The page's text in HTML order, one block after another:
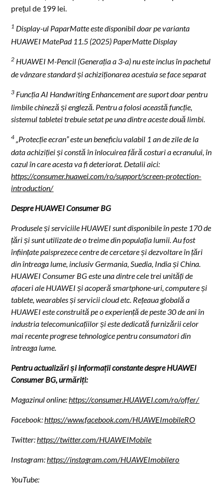
prețul de 199 lei.
1 Display-ul PaparMatte este disponibil doar pe varianta
HUAWEI MatePad 11.5 (2025) PaperMatte Display
2 HUAWEI M-Pencil (Generația a 3-a) nu este inclus în pachetul
de vânzare standard și achiziționarea acestuia se face separat
3 Funcția AI Handwriting Enhancement are suport doar pentru
limbile chineză și engleză. Pentru a folosi această funcție,
sistemul tabletei trebuie setat pe una dintre aceste două limbi.
4 „Protecție ecran” este un beneficiu valabil 1 an de zile de la
data achiziției și constă în înlocuirea fără costuri a ecranului, în
cazul în care acesta va fi deteriorat. Detalii aici:
https://consumer.huawei.com/ro/support/screen-protection-
introduction/
Despre HUAWEI Consumer BG
Produsele și serviciile HUAWEI sunt disponibile în peste 170 de
țări și sunt utilizate de o treime din populația lumii. Au fost
înființate paisprezece centre de cercetare și dezvoltare în țări
din întreaga lume, inclusiv Germania, Suedia, India și China.
HUAWEI Consumer BG este una dintre cele trei unități de
afaceri ale HUAWEI și acoperă smartphone-uri, computere și
tablete, wearables și servicii cloud etc. Rețeaua globală a
HUAWEI este construită pe o experiență de peste 30 de ani în
industria telecomunicațiilor și este dedicată furnizării celor
mai recente progrese tehnologice pentru consumatori din
întreaga lume.
Pentru actualizări și informații constante despre HUAWEI
Consumer BG, urmăriți:
Magazinul online:https://consumer.HUAWEI.com/ro/offer/
Facebook:https://www.facebook.com/HUAWEImobileRO
Twitter:https://twitter.com/HUAWEIMobile
Instagram:https://instagram.com/HUAWEImobilero
YouTube: